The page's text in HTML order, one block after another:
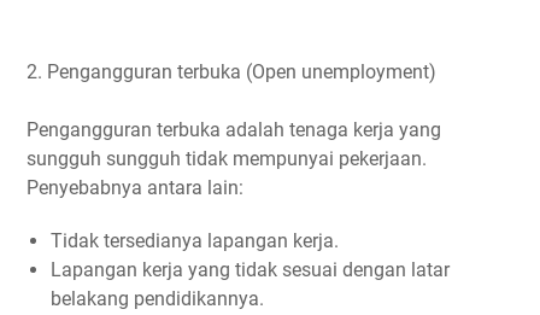
2. Pengangguran terbuka (Open unemployment)
Pengangguran terbuka adalah tenaga kerja yang
sungguh sungguh tidak mempunyai pekerjaan.
Penyebabnya antara lain:
Tidak tersedianya lapangan kerja.
Lapangan kerja yang tidak sesuai dengan latar
belakang pendidikannya.